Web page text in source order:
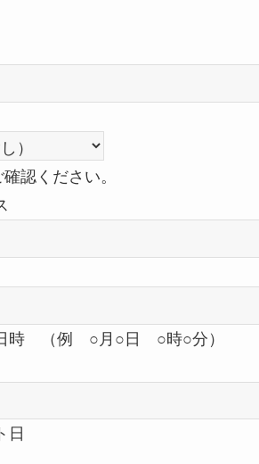
認ください。
時 （例 ○月○日 ○時○分）
日